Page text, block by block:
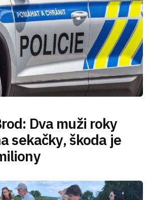
Dva muži roky
sekačky, škoda je